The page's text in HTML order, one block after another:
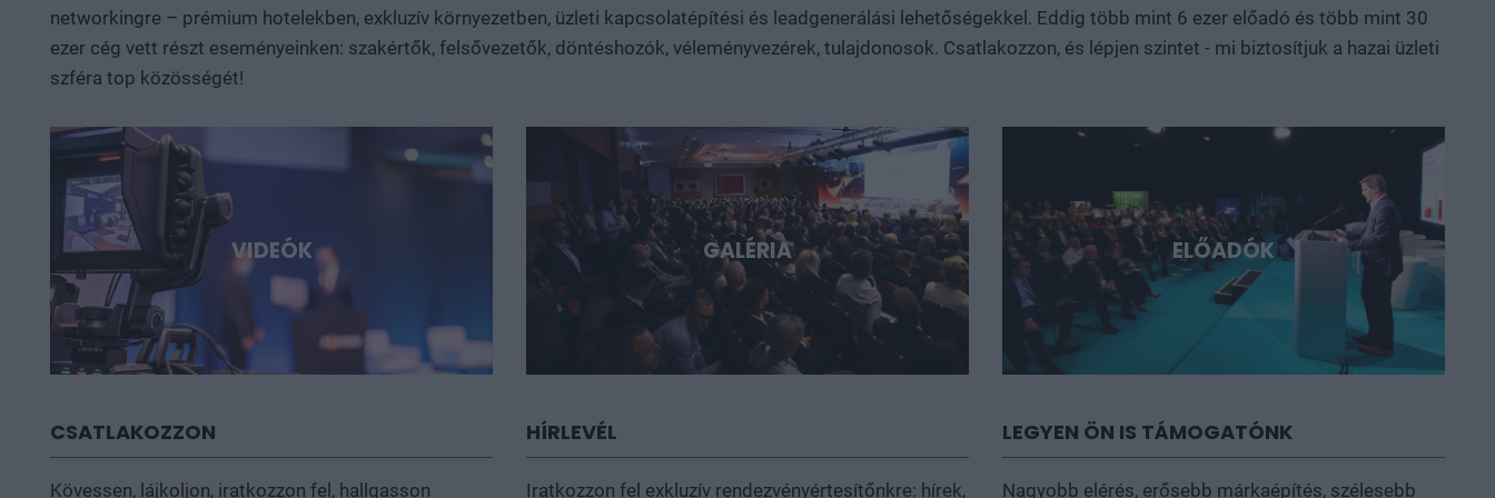
Döntéshozói fórum azoknak, akik időben akarnak bekapcsolódni, a következő évtizedek legfontosabb technológiai
sztorijaiba.
networkingre – prémium hotelekben, exkluzív környezetben, üzleti kapcsolatépítési és leadgenerálási lehetőségekkel. Eddig több mint 6 ezer előadó és több mint 30
ezer cég vett részt eseményeinken: szakértők, felsővezetők, döntéshozók, véleményvezérek, tulajdonosok. Csatlakozzon, és lépjen szintet - mi biztosítjuk a hazai üzleti
szféra top közösségét!
VIDEÓK GALÉRIA ELŐADÓK
CSATLAKOZZON
Kövessen, lájkoljon, iratkozzon fel, hallgasson
HÍRLEVÉL
Iratkozzon fel exkluzív rendezvényértesítőnkre: hírek,
LEGYEN ÖN IS TÁMOGATÓNK
Nagyobb elérés, erősebb márkaépítés, szélesebb